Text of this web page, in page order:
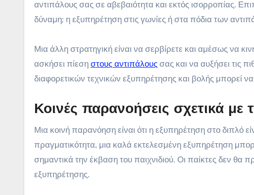
αντιπάλους σας σε αβεβαιότητα και εκτός ισορροπίας.
δύναμη; η εξυπηρέτηση στις γωνίες ή στα πόδια των
Μια άλλη στρατηγική είναι να σερβίρετε και αμέσως να
ασκήσει πίεση στους αντιπάλους σας και να αυξήσει τις
διαφορετικών τεχνικών εξυπηρέτησης και βολής μπορεί
Κοινές παρανοήσεις σχετικά με
Μια κοινή παρανόηση είναι ότι η εξυπηρέτηση στο διπλό
πραγματικότητα, μια καλά εκτελεσμένη εξυπηρέτηση
σημαντικά την έκβαση του παιχνιδιού. Οι παίκτες δεν θα
εξυπηρέτησης.